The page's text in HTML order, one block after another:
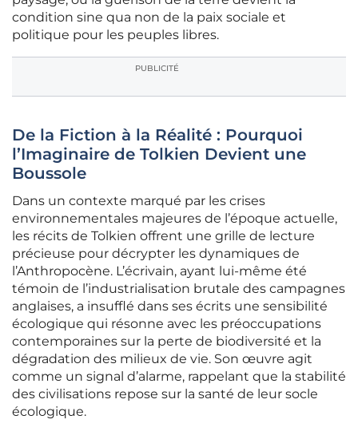
condition sine qua non de la paix sociale et
politique pour les peuples libres.
PUBLICITÉ
De la Fiction à la Réalité : Pourquoi
l’Imaginaire de Tolkien Devient une
Boussole
Dans un contexte marqué par les crises
environnementales majeures de l’époque actuelle,
les récits de Tolkien offrent une grille de lecture
précieuse pour décrypter les dynamiques de
l’Anthropocène. L’écrivain, ayant lui-même été
témoin de l’industrialisation brutale des campagnes
anglaises, a insufflé dans ses écrits une sensibilité
écologique qui résonne avec les préoccupations
contemporaines sur la perte de biodiversité et la
dégradation des milieux de vie. Son œuvre agit
comme un signal d’alarme, rappelant que la stabilité
des civilisations repose sur la santé de leur socle
écologique.